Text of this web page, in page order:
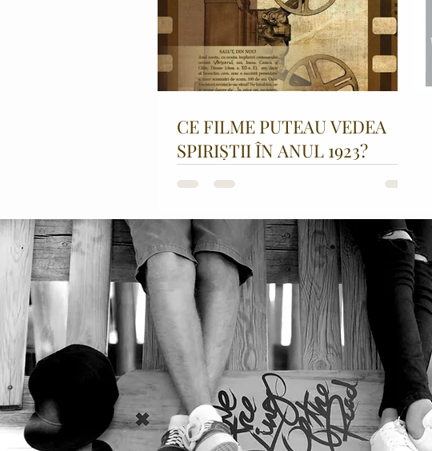
CE FILME PUTEAU VEDEA
SPIRIȘTII ÎN ANUL 1923?